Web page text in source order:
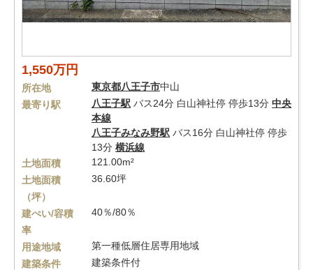
1,550万円
所在地 東京都八王子市中山
最寄り駅
八王子駅 バス24分 白山神社停 停歩13分 中央
本線
八王子みなみ野駅 バス16分 白山神社停 停歩
13分 横浜線
土地面積
121.00m²
土地面積
（坪）
36.60坪
建ぺい/容積
率
40％/80％
用途地域
第一種低層住居専用地域
建築条件
建築条件付